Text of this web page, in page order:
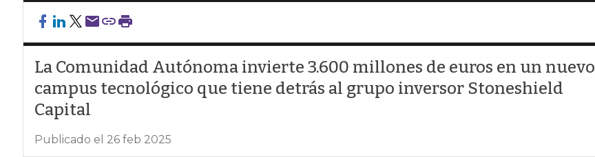
La Comunidad Autónoma invierte 3.600 millones de euros en un nuevo
campus tecnológico que tiene detrás al grupo inversor Stoneshield
Capital
Publicado el 26 feb 2025